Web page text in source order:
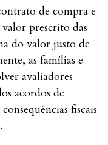
de compra e
prescrito das
do valor justo de
as famílias e
avaliadores
acordos de
fiscais